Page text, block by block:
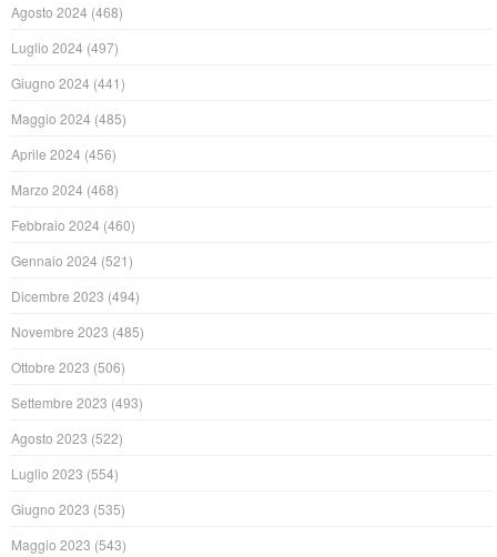
Agosto 2024 (468)
Luglio 2024 (497)
Giugno 2024 (441)
Maggio 2024 (485)
Aprile 2024 (456)
Marzo 2024 (468)
Febbraio 2024 (460)
Gennaio 2024 (521)
Dicembre 2023 (494)
Novembre 2023 (485)
Ottobre 2023 (506)
Settembre 2023 (493)
Agosto 2023 (522)
Luglio 2023 (554)
Giugno 2023 (535)
Maggio 2023 (543)